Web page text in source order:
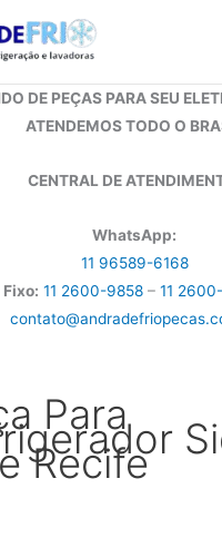
DE PEÇAS PARA SEU
ATENDEMOS TODO O
CENTRAL DE
WhatsApp:
11 96589-6168
Fixo: 11 2600-9858 – 11
Para
Recife